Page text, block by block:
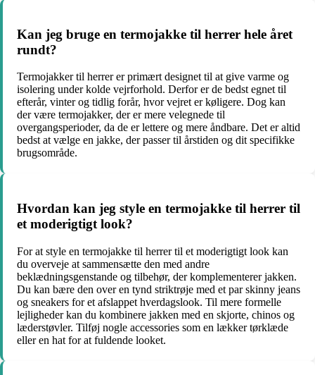
Kan jeg bruge en termojakke til herrer hele året
rundt?
Termojakker til herrer er primært designet til at give varme og
isolering under kolde vejrforhold. Derfor er de bedst egnet til
efterår, vinter og tidlig forår, hvor vejret er køligere. Dog kan
der være termojakker, der er mere velegnede til
overgangsperioder, da de er lettere og mere åndbare. Det er altid
bedst at vælge en jakke, der passer til årstiden og dit specifikke
brugsområde.
Hvordan kan jeg style en termojakke til herrer til
et moderigtigt look?
For at style en termojakke til herrer til et moderigtigt look kan
du overveje at sammensætte den med andre
beklædningsgenstande og tilbehør, der komplementerer jakken.
Du kan bære den over en tynd striktrøje med et par skinny jeans
og sneakers for et afslappet hverdagslook. Til mere formelle
lejligheder kan du kombinere jakken med en skjorte, chinos og
læderstøvler. Tilføj nogle accessories som en lækker tørklæde
eller en hat for at fuldende looket.